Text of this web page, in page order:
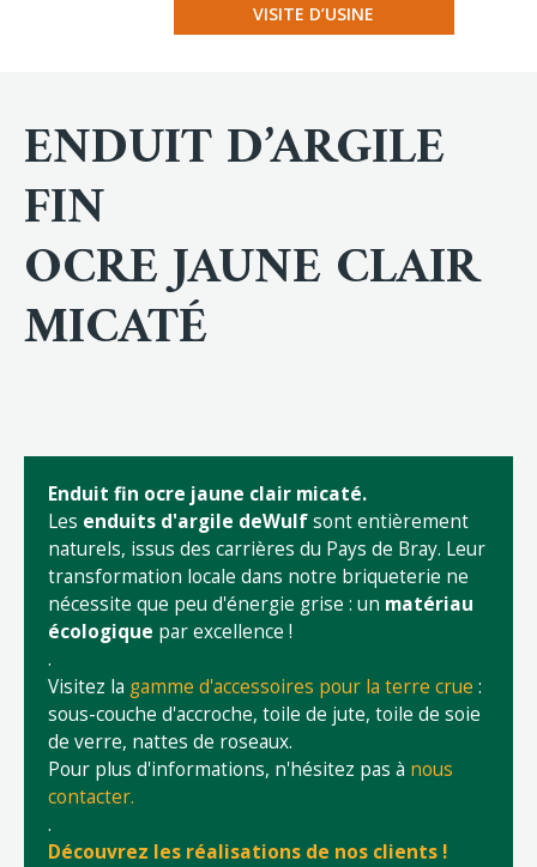
VISITE D’USINE
ENDUIT D’ARGILE
FIN
OCRE JAUNE CLAIR
MICATÉ
Enduit fin ocre jaune clair micaté.
Les enduits d'argile deWulfsont entièrement
naturels, issus des carrières du Pays de Bray. Leur
transformation locale dans notre briqueterie ne
nécessite que peu d'énergie grise : un matériau
écologique par excellence !
.
Visitez la gamme d'accessoires pour la terre crue :
sous-couche d'accroche, toile de jute, toile de soie
de verre, nattes de roseaux.
Pour plus d'informations, n'hésitez pas à nous
contacter.
.
Découvrez les réalisations de nos clients !